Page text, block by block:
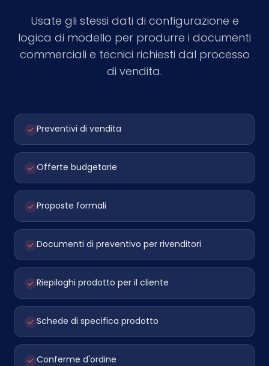
Usate gli stessi dati di configurazione e
logica di modello per produrre i documenti
commerciali e tecnici richiesti dal processo
di vendita.
Preventivi di vendita
Offerte budgetarie
Proposte formali
Documenti di preventivo per rivenditori
Riepiloghi prodotto per il cliente
Schede di specifica prodotto
Conferme d'ordine